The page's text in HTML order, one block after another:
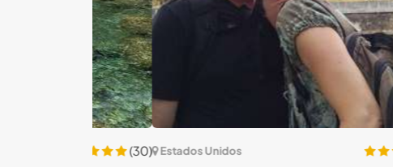
Estados Unidos
(74)